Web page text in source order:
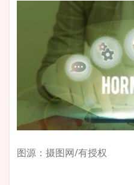
图源：摄图网/有授权